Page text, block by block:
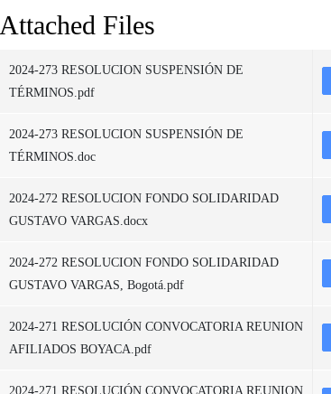
Attached Files
2024-273 RESOLUCION SUSPENSIÓN DE
TÉRMINOS.pdf
2024-273 RESOLUCION SUSPENSIÓN DE
TÉRMINOS.doc
2024-272 RESOLUCION FONDO SOLIDARIDAD
GUSTAVO VARGAS.docx
2024-272 RESOLUCION FONDO SOLIDARIDAD
GUSTAVO VARGAS, Bogotá.pdf
2024-271 RESOLUCIÓN CONVOCATORIA REUNION
AFILIADOS BOYACA.pdf
2024-271 RESOLUCIÓN CONVOCATORIA REUNION